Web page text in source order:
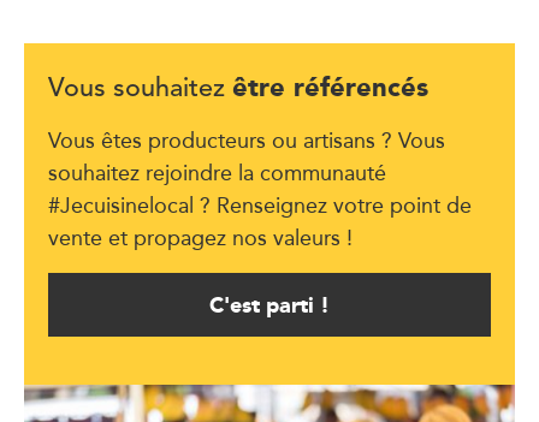
Vous souhaitez être référencés
Vous êtes producteurs ou artisans ? Vous
souhaitez rejoindre la communauté
#Jecuisinelocal ? Renseignez votre point de
vente et propagez nos valeurs !
C'est parti !